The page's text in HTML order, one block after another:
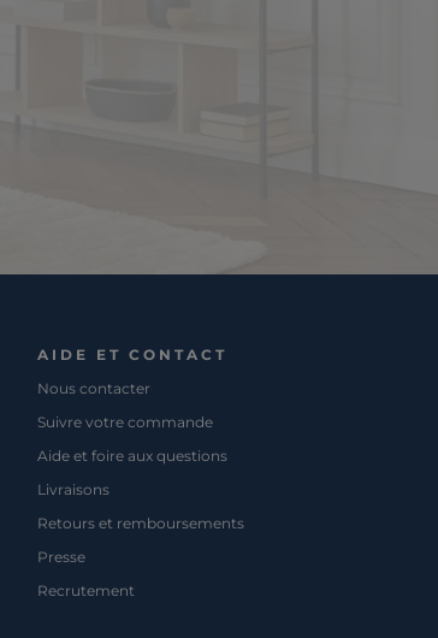
AIDE ET CONTACT
Nous contacter
Suivre votre commande
Aide et foire aux questions
Livraisons
Retours et remboursements
Presse
Recrutement